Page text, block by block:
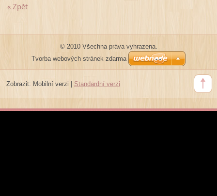
« Zpět
© 2010 Všechna práva vyhrazena.
Tvorba webových stránek zdarma
Zobrazit: Mobilní verzi Standardní verzi